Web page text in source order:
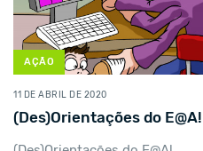
AÇÃO
11 DE ABRIL DE 2020
(Des)Orientações do E@A!